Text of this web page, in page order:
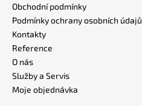
Obchodní podmínky
Podmínky ochrany osobních údajů
Kontakty
Reference
O nás
Služby a Servis
Moje objednávka